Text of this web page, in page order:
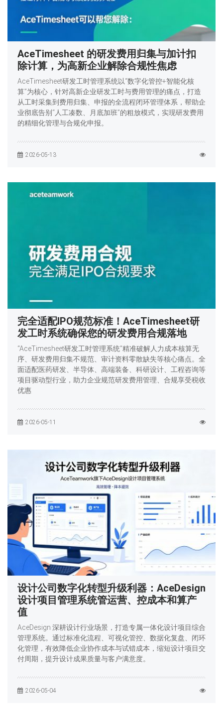
AceTimesheet 的研发费用归集与加计扣
除计算，为高新企业解除合规性焦虑
AceTimesheet研发工时管理系统以“数字化管控+智能化核
算”为核心，针对高新企业研发工时与费用管理的痛点，打造
从工时采集到费用归集、申报的全流程闭环管理体系，帮助企
业彻底告别“人工凑数、月底加班”的粗放模式，实现研发费用
的精细化管理与合规化申报。
2026-05-13
完全适配IPO规范标准！AceTimesheet研
发工时系统确保您的研发费用合规落地
“AceTimesheet研发工时管理系统”精准破解人力成本核算无
序、研发费用归集不规范、审计资料零散缺失等核心痛点。全
面适配医药研发、半导体、高端装备、科研设计、工程咨询等
项目驱动型行业，助力企业规范研发费用管理、合规享受税收
优惠
2026-05-11
设计公司数字化转型升级利器：AceDesign
设计项目管理系统管运营、控成本和算产
值
AceDesign 深耕设计行业场景，打造专属一体化设计项目综合
管理系统。通过标准化流程、可视化管控、数据化复盘、闭环
化管理，有效降低企业协作成本与试错成本，缩短设计项目交
付周期，提升设计成果质量与客户满意度。
2026-05-04